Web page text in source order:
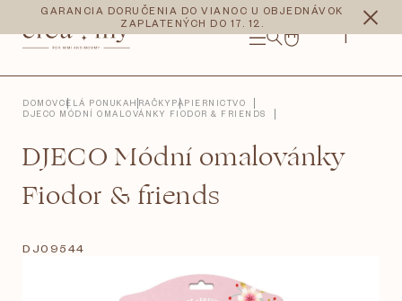
obsah
GARANCIA DORUČENIA DO VIANOC U OBJEDNÁVOK
ZAPLATENÝCH DO 17. 12.
NÁKUPNÝ
CZK EUR
DOMOVCELÁ PONUKAHRAČKY PAPIERNICTVO
DJECO MÓDNÍ OMALOVÁNKY FIODOR & FRIENDS
DJECO Módní omalovánky
Fiodor & friends
DJ09544